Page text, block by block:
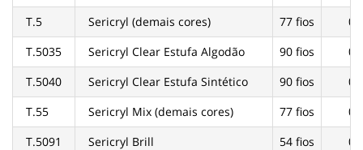
T.5
Sericryl (demais cores) 77 fios
02
T.5035
Sericryl Clear Estufa Algodão 90 fios
02
T.5040
Sericryl Clear Estufa Sintético 90 fios
02
T.55
Sericryl Mix (demais cores) 77 fios
02
T.5091
Sericryl Brill 54 fios
02